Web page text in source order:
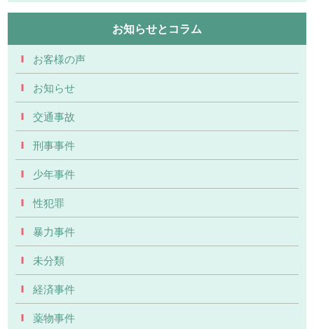
お知らせとコラム
お客様の声
お知らせ
交通事故
刑事事件
少年事件
性犯罪
暴力事件
未分類
経済事件
薬物事件